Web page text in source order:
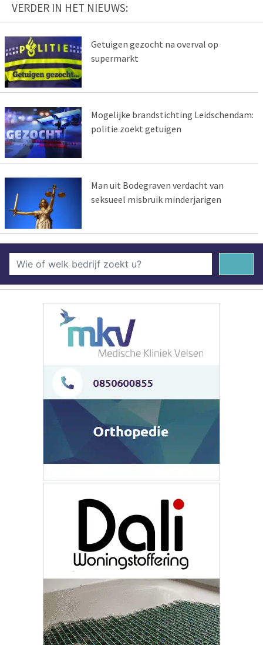
VERDER IN HET NIEUWS:
Getuigen gezocht na overval op
supermarkt
Mogelijke brandstichting Leidschendam:
politie zoekt getuigen
Man uit Bodegraven verdacht van
seksueel misbruik minderjarigen